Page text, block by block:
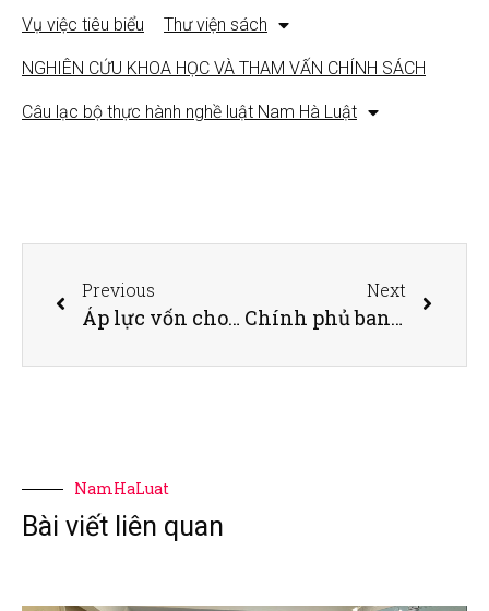
Vụ việc tiêu biểu Thư viện sách
NGHIÊN CỨU KHOA HỌC VÀ THAM VẤN CHÍNH SÁCH
Câu lạc bộ thực hành nghề luật Nam Hà Luật
Previous
Áp lực vốn cho bất động sản nhìn từ Thông tư 06 và Thông tư 08
Next
Chính phủ ban hành kết luận của Thủ tướng về hội nghị tháo gỡ khó khăn cho bất động sản
NamHaLuat
Bài viết liên quan